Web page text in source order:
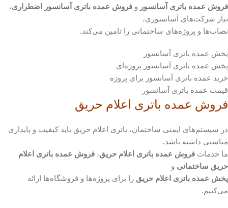
فروش عمده باتری آسانسور و فروش عمده باتری آسانسور اضطراری،
نیاز شرکت‌های آسانسوری،
نصاب‌ها و پروژه‌های ساختمانی را تامین می‌کند.
پخش عمده باتری آسانسور
پخش عمده باتری آسانسور پروژه‌ای
خرید عمده باتری آسانسور برای پروژه
قیمت عمده باتری آسانسور
فروش عمده باتری اعلام حریق
در سیستم‌های ایمنی ساختمان، باتری اعلام حریق باید کیفیت و پایداری
مناسبی داشته باشد.
ما خدمات فروش عمده باتری اعلام حریق، فروش عمده باتری اعلام
حریق ساختمانی و
پخش عمده باتری اعلام حریق را برای پروژه‌ها و فروشگاه‌ها ارائه
می‌کنیم.